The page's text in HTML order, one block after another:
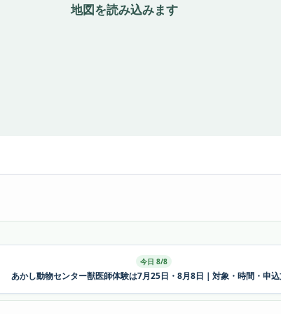
地図を読み込みます
今日 8/8
あかし動物センター獣医師体験は7月25日・8月8日｜対象・時間・申